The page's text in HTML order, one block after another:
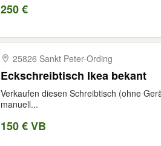
250 €
25826 Sankt Peter-​Ording
Eckschreibtisch Ikea bekant
Verkaufen diesen Schreibtisch (ohne
manuell...
150 € VB